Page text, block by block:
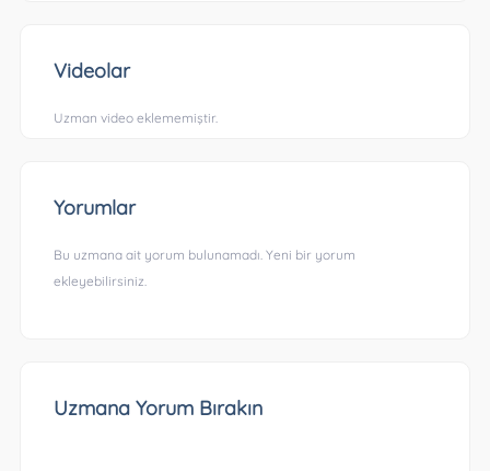
Videolar
Uzman video eklememiştir.
Yorumlar
Bu uzmana ait yorum bulunamadı. Yeni bir yorum
ekleyebilirsiniz.
Uzmana Yorum Bırakın